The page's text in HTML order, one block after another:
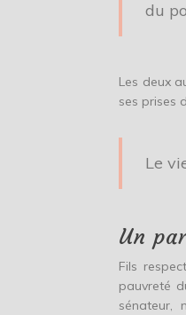
du
Les deux
ses prises
Le
Un
Fils
pauvreté
sénateur,